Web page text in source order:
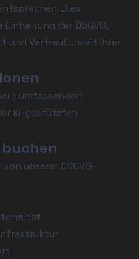
Dies
der DSGVO,
und Vertraulichkeit Ihrer
KI-gestützten
buchen
unserer DSGVO-